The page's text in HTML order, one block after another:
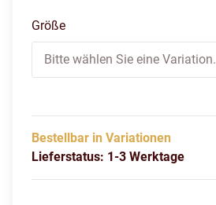
Größe
Bitte wählen Sie eine Variation.
Bestellbar in Variationen
Lieferstatus: 1-3 Werktage